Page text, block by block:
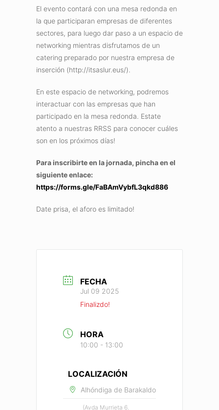
El evento contará con una mesa redonda en
la que participaran empresas de diferentes
sectores, para luego dar paso a un espacio de
networking mientras disfrutamos de un
catering preparado por nuestra empresa de
inserción (http://itsaslur.eus/).
En este espacio de networking, podremos
interactuar con las empresas que han
participado en la mesa redonda. Estate
atento a nuestras RRSS para conocer cuáles
son en los próximos días!
Para inscribirte en la jornada, pincha en el
siguiente enlace:
https://forms.gle/FaBAmVybfL3qkd886
Date prisa, el aforo es limitado!
FECHA
Jul 09 2025
Finalizdo!
HORA
10:00 - 13:00
LOCALIZACIÓN
Alhóndiga de Barakaldo
(Avda Murrieta 6.